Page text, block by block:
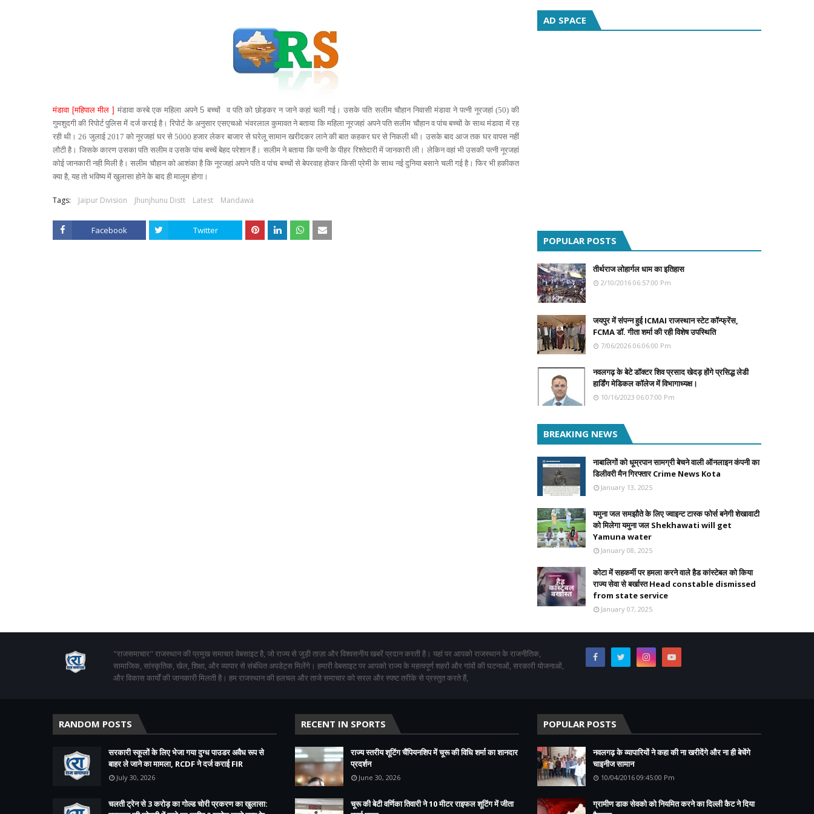
मंडावा [महिपाल मील ]मंडावा कस्बे एक महिला अपने 5 बच्चों
व पति को छोड़कर न जाने कहां चली गई। उसके पति सलीम चौहान निवासी मंडावा ने पत्नी नूरजहां (50) की
गुमशुदगी की रिपोर्ट पुलिस में दर्ज कराई है। रिपोर्ट के अनुसार एसएचओ भंवरलाल कुमावत ने बताया कि महिला नूरजहां अपने पति सलीम चौहान व पांच बच्चों के साथ मंडावा में रह
रही थी। 26 जुलाई 2017 को नूरजहां घर से 5000 हजार लेकर बाजार से घरेलू सामान खरीदकर लाने की बात कहकर घर से निकली थी। उसके बाद आज तक घर वापस नहीं
लौटी है। जिसके कारण उसका पति सलीम व उसके पांच बच्चें बेहद परेशान हैं। सलीम ने बताया कि पत्नी के पीहर रिश्तेदारी में जानकारी ली। लेकिन वहां भी उसकी पत्नी नूरजहां
कोई जानकारी नही मिली है। सलीम चौहान को आशंका है कि नूरजहां अपने पति व पांच बच्चों से बेपरवाह होकर किसी प्रेमी के साथ नई दुनिया बसाने चली गई है। फिर भी हकीकत
क्या है, यह तो भविष्य में खुलासा होने के बाद ही मालूम होगा।
Tags: Jaipur Division Jhunjhunu Distt Latest Mandawa
Facebook Twitter
AD SPACE
POPULAR POSTS
तीर्थराज लोहार्गल धाम का इतिहास
2/10/2016 06:57:00 Pm
जयपुर में संपन्न हुई ICMAI राजस्थान स्टेट कॉन्फ्रेंस,
FCMA डॉ. गीता शर्मा की रही विशेष उपस्थिति
7/06/2026 06:06:00 Pm
नवलगढ़ के बेटे डॉक्टर शिव प्रसाद खेदड़ होंगे प्रसिद्ध लेडी
हार्डिंग मेडिकल कॉलेज में विभागाध्यक्ष।
10/16/2023 06:07:00 Pm
BREAKING NEWS
नाबालिगों को धूम्रपान सामग्री बेचने वाली ऑनलाइन कंपनी का
डिलीवरी मैन गिरफ्तार Crime News Kota
January 13, 2025
यमुना जल समझौते के लिए ज्वाइन्ट टास्क फोर्स बनेगी शेखावाटी
को मिलेगा यमुना जल Shekhawati will get
Yamuna water
January 08, 2025
कोटा में सहकर्मी पर हमला करने वाले हैड कांस्टेबल को किया
राज्य सेवा से बर्खास्त Head constable dismissed
from state service
January 07, 2025
"राजसमाचार" राजस्थान की प्रमुख समाचार वेबसाइट है, जो राज्य से जुड़ी ताज़ा और विश्वसनीय खबरें प्रदान करती है। यहां पर आपको राजस्थान के राजनीतिक,
सामाजिक, सांस्कृतिक, खेल, शिक्षा, और व्यापार से संबंधित अपडेट्स मिलेंगे। हमारी वेबसाइट पर आपको राज्य के महत्वपूर्ण शहरों और गांवों की घटनाओं, सरकारी योजनाओं,
और विकास कार्यों की जानकारी मिलती है। हम राजस्थान की हलचल और ताजे समाचार को सरल और स्पष्ट तरीके से प्रस्तुत करते हैं,
RANDOM POSTS
सरकारी स्कूलों के लिए भेजा गया दुग्ध पाउडर अवैध रूप से
बाहर ले जाने का मामला, RCDF ने दर्ज कराई FIR
July 30, 2026
चलती ट्रेन से 3 करोड़ का गोल्ड चोरी प्रकरण का खुलासा:
RECENT IN SPORTS
राज्य स्तरीय शूटिंग चैंपियनशिप में चूरू की विधि शर्मा का शानदार
प्रदर्शन
June 30, 2026
चूरू की बेटी वर्णिका तिवारी ने 10 मीटर राइफल शूटिंग में जीता
POPULAR POSTS
नवलगढ़ के व्यापारियों ने कहा की ना खरीदेंगे और ना ही बेचेंगे
चाइनीज सामान
10/04/2016 09:45:00 Pm
ग्रामीण डाक सेवको को नियमित करने का दिल्ली कैट ने दिया